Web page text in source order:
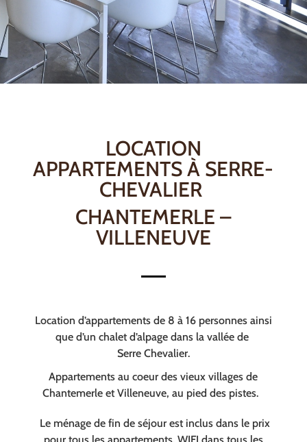
LOCATION
APPARTEMENTS À SERRE-
CHEVALIER
CHANTEMERLE –
VILLENEUVE
Location d’appartements de 8 à 16 personnes ainsi
que d’un chalet d’alpage dans la vallée de
Serre Chevalier.
Appartements au coeur des vieux villages de
Chantemerle et Villeneuve, au pied des pistes.
Le ménage de fin de séjour est inclus dans le prix